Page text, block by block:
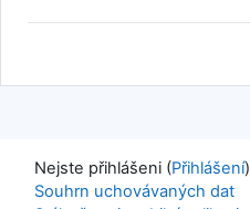
Nejste přihlášeni (Přihlášení)
Souhrn uchovávaných dat